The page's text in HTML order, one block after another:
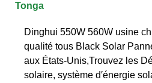
Tonga
Dinghui 550W 560W usine
qualité tous Black Solar
aux États-Unis,Trouvez les
solaire, système d′énergie